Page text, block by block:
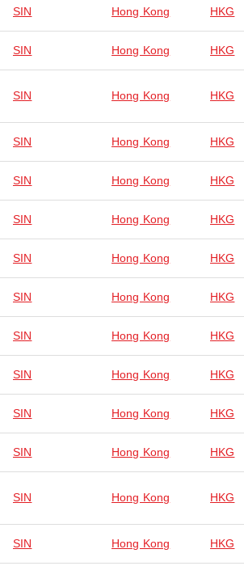
SIN Hong Kong HKG
SIN Hong Kong HKG
SIN Hong Kong HKG
SIN Hong Kong HKG
SIN Hong Kong HKG
SIN Hong Kong HKG
SIN Hong Kong HKG
SIN Hong Kong HKG
SIN Hong Kong HKG
SIN Hong Kong HKG
SIN Hong Kong HKG
SIN Hong Kong HKG
SIN Hong Kong HKG
SIN Hong Kong HKG